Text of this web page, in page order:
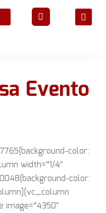
Evento
color:
width=”1/4″
color:
image=”4350″